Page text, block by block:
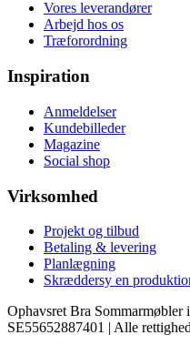
Vores leverandører
Arbejd hos os
Træforordning
Inspiration
Anmeldelser
Kundebilleder
Magazine
Social shop
Virksomhed
Projekt og tilbud
Betaling & levering
Planlægning
Skræddersy en
Ophavsret Bra
SE55652887401 | Alle